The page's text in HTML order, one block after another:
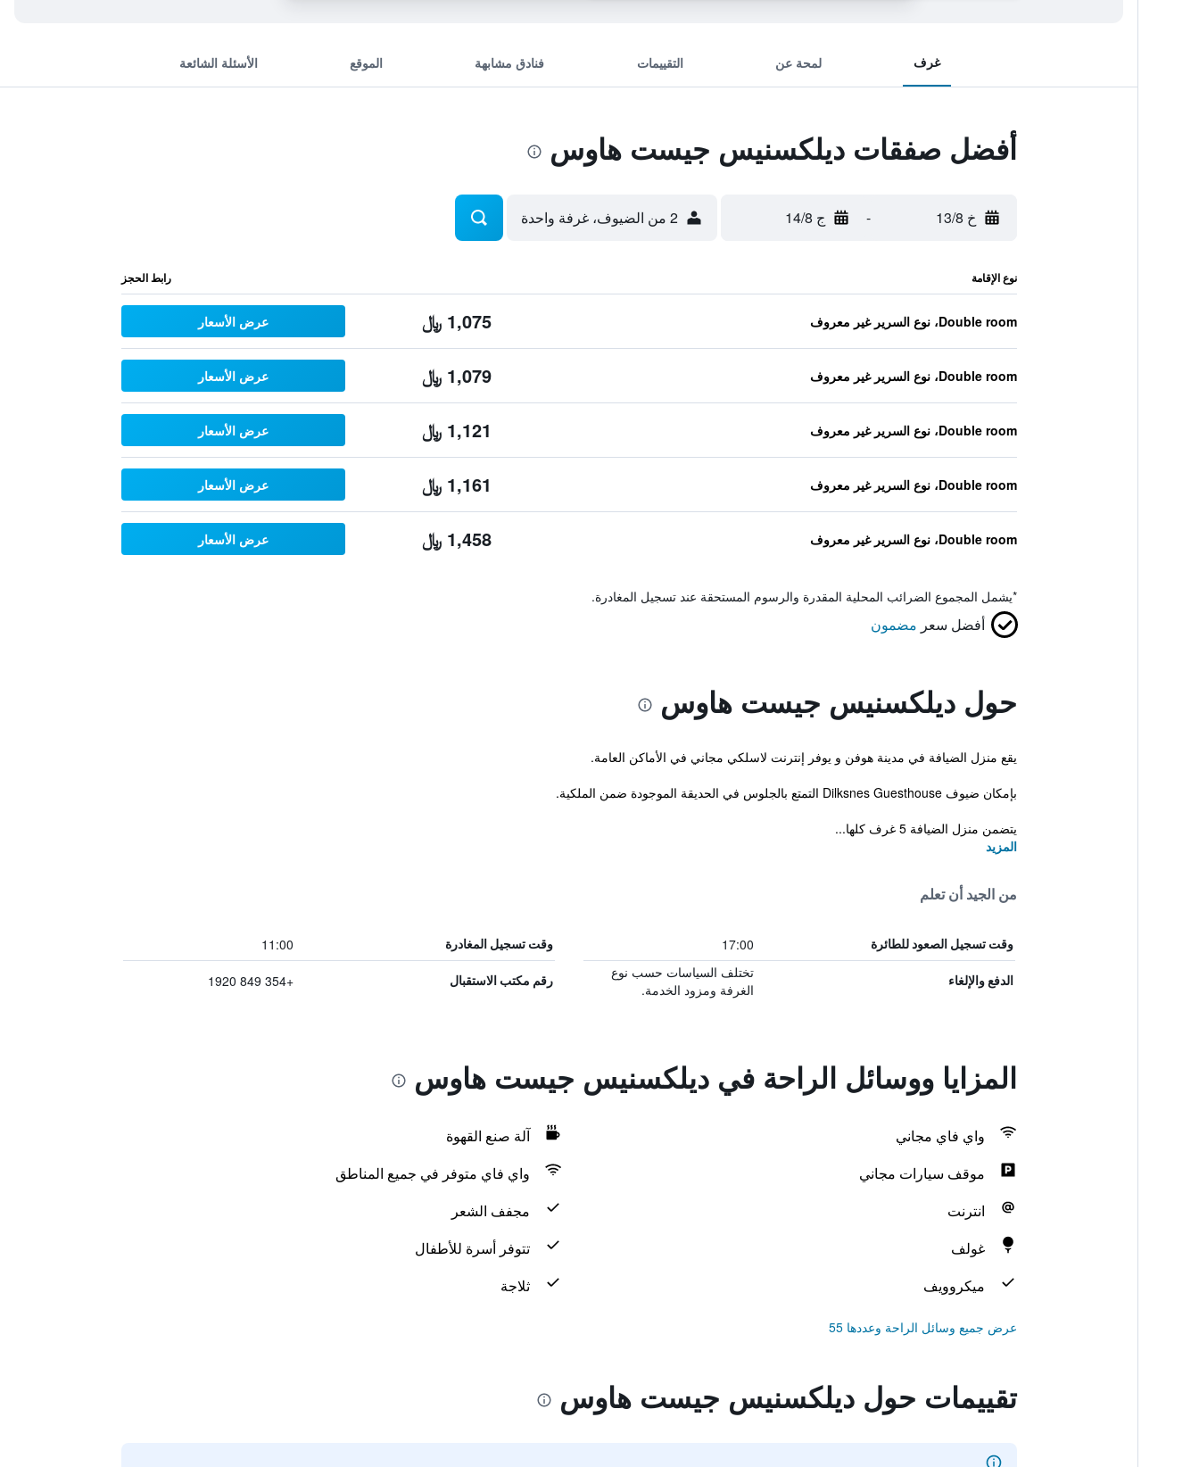
غرف لمحة عن التقييمات فنادق مشابهة الموقع الأسئلة الشائعة
أفضل صفقات ديلكسنيس جيست هاوس
خ 13/8 - ج 14/8 2 من الضيوف، غرفة واحدة
نوع الإقامة رابط الحجز
Double room، نوع السرير غير معروف 1,075 ﷼ عرض الأسعار
Double room، نوع السرير غير معروف 1,079 ﷼ عرض الأسعار
Double room، نوع السرير غير معروف 1,121 ﷼ عرض الأسعار
Double room، نوع السرير غير معروف 1,161 ﷼ عرض الأسعار
Double room، نوع السرير غير معروف 1,458 ﷼ عرض الأسعار
*يشمل المجموع الضرائب المحلية المقدرة والرسوم المستحقة عند تسجيل المغادرة.
أفضل سعر مضمون
حول ديلكسنيس جيست هاوس
يقع منزل الضيافة في مدينة هوفن و يوفر إنترنت لاسلكي مجاني في الأماكن العامة.
بإمكان ضيوف Dilksnes Guesthouse التمتع بالجلوس في الحديقة الموجودة ضمن الملكية.
يتضمن منزل الضيافة 5 غرف كلها...
المزيد
من الجيد أن تعلم
وقت تسجيل الصعود للطائرة 17:00 وقت تسجيل المغادرة 11:00
الدفع والإلغاء
تختلف السياسات حسب نوع
الغرفة ومزود الخدمة.
رقم مكتب الاستقبال +354 849 1920
المزايا ووسائل الراحة في ديلكسنيس جيست هاوس
واي فاي مجاني
آلة صنع القهوة
موقف سيارات مجاني
واي فاي متوفر في جميع المناطق
انترنت
مجفف الشعر
غولف
تتوفر أسرة للأطفال
ميكروويف
ثلاجة
عرض جميع وسائل الراحة وعددها 55
تقييمات حول ديلكسنيس جيست هاوس